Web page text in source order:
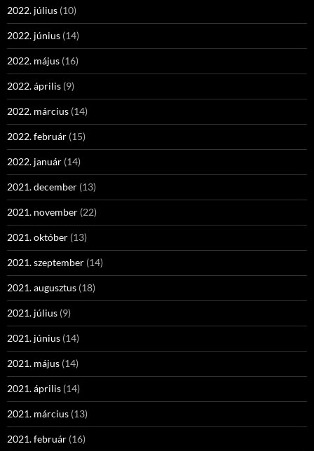
2022. július (10)
2022. június (14)
2022. május (16)
2022. április (9)
2022. március (14)
2022. február (15)
2022. január (14)
2021. december (13)
2021. november (22)
2021. október (13)
2021. szeptember (14)
2021. augusztus (18)
2021. július (9)
2021. június (14)
2021. május (14)
2021. április (14)
2021. március (13)
2021. február (16)